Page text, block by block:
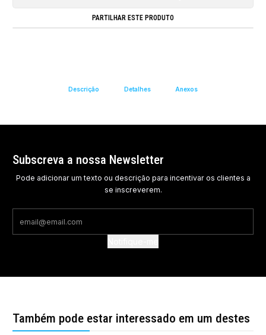
PARTILHAR ESTE PRODUTO
Descrição Detalhes Anexos
Subscreva a nossa Newsletter
Pode adicionar um texto ou descrição para incentivar os clientes a
se inscreverem.
Também pode estar interessado em um destes